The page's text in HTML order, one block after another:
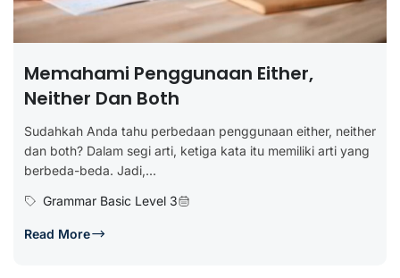
Memahami Penggunaan Either,
Neither Dan Both
Sudahkah Anda tahu perbedaan penggunaan either, neither
dan both? Dalam segi arti, ketiga kata itu memiliki arti yang
berbeda-beda. Jadi,...
Grammar Basic Level 3
Read More